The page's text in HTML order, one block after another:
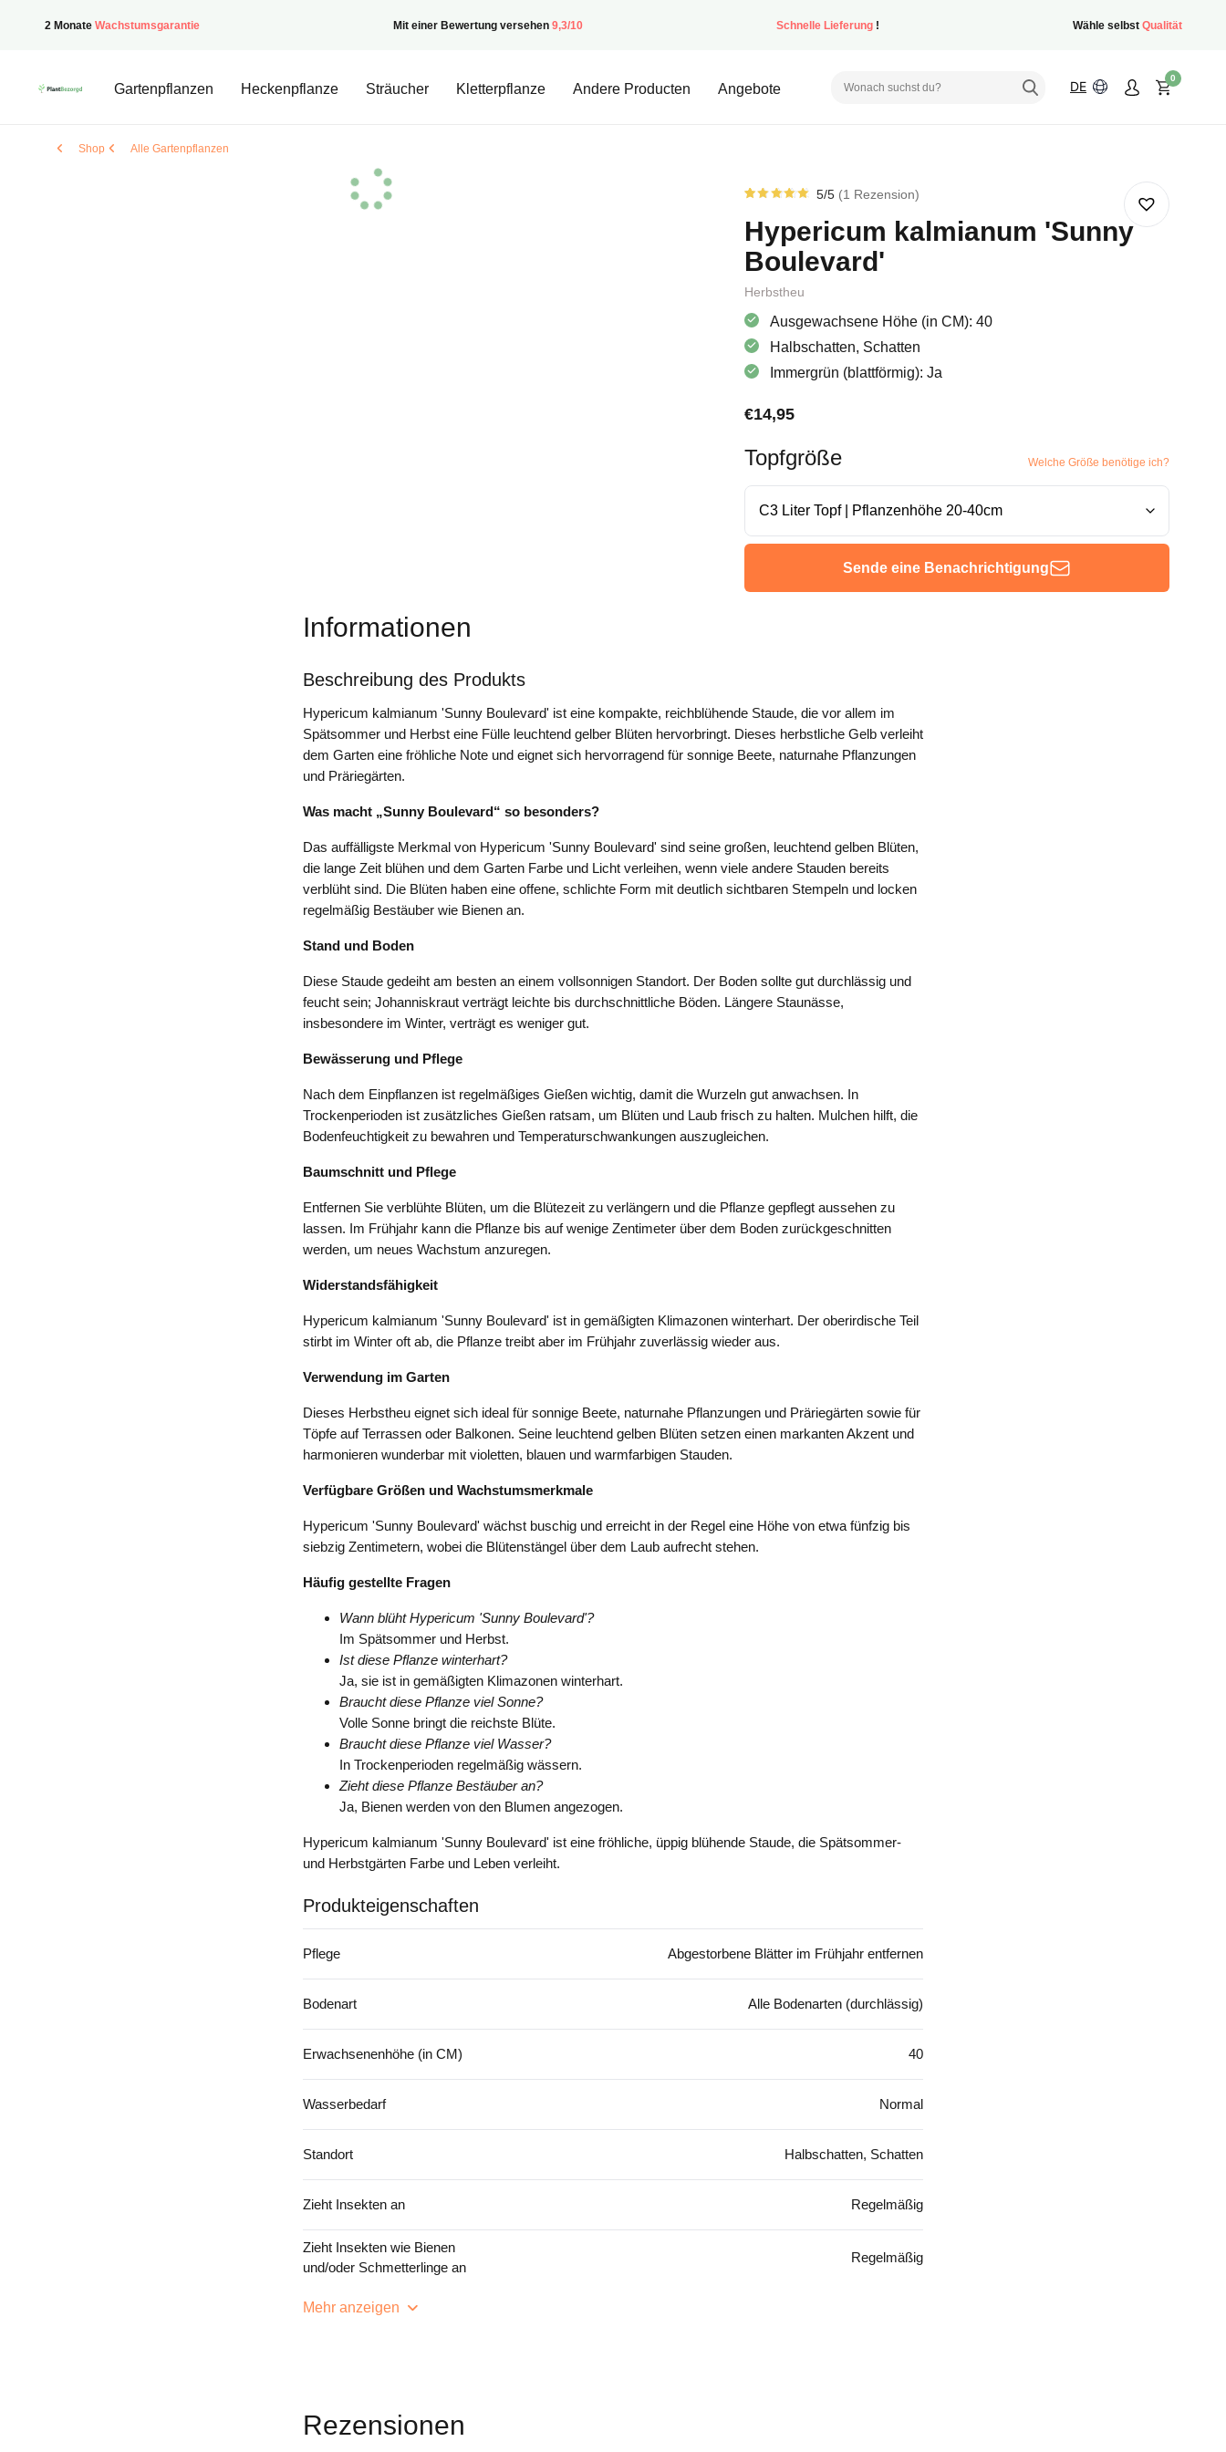
2 Monate Wachstumsgarantie Mit einer Bewertung versehen 9,3/10 Schnelle Lieferung ! Wähle selbst Qualität
PflanzenGeliefert
Gartenpflanzen Heckenpflanze Sträucher Kletterpflanze Andere Producten Angebote DE
0
Shop Alle Gartenpflanzen
von 5
basierend
Kundenbewertung
5/5 1 Rezension
Hypericum kalmianum 'Sunny
Boulevard'
Herbstheu
Ausgewachsene Höhe (in CM): 40
Halbschatten, Schatten
Immergrün (blattförmig): Ja
€14,95
Topfgröße Welche Größe benötige ich?
Sende eine Benachrichtigung
Informationen
Beschreibung des Produkts
Hypericum kalmianum 'Sunny Boulevard' ist eine kompakte, reichblühende Staude, die vor allem im
Spätsommer und Herbst eine Fülle leuchtend gelber Blüten hervorbringt. Dieses herbstliche Gelb verleiht
dem Garten eine fröhliche Note und eignet sich hervorragend für sonnige Beete, naturnahe Pflanzungen
und Präriegärten.
Was macht „Sunny Boulevard“ so besonders?
Das auffälligste Merkmal von Hypericum 'Sunny Boulevard' sind seine großen, leuchtend gelben Blüten,
die lange Zeit blühen und dem Garten Farbe und Licht verleihen, wenn viele andere Stauden bereits
verblüht sind. Die Blüten haben eine offene, schlichte Form mit deutlich sichtbaren Stempeln und locken
regelmäßig Bestäuber wie Bienen an.
Stand und Boden
Diese Staude gedeiht am besten an einem vollsonnigen Standort. Der Boden sollte gut durchlässig und
feucht sein; Johanniskraut verträgt leichte bis durchschnittliche Böden. Längere Staunässe,
insbesondere im Winter, verträgt es weniger gut.
Bewässerung und Pflege
Nach dem Einpflanzen ist regelmäßiges Gießen wichtig, damit die Wurzeln gut anwachsen. In
Trockenperioden ist zusätzliches Gießen ratsam, um Blüten und Laub frisch zu halten. Mulchen hilft, die
Bodenfeuchtigkeit zu bewahren und Temperaturschwankungen auszugleichen.
Baumschnitt und Pflege
Entfernen Sie verblühte Blüten, um die Blütezeit zu verlängern und die Pflanze gepflegt aussehen zu
lassen. Im Frühjahr kann die Pflanze bis auf wenige Zentimeter über dem Boden zurückgeschnitten
werden, um neues Wachstum anzuregen.
Widerstandsfähigkeit
Hypericum kalmianum 'Sunny Boulevard' ist in gemäßigten Klimazonen winterhart. Der oberirdische Teil
stirbt im Winter oft ab, die Pflanze treibt aber im Frühjahr zuverlässig wieder aus.
Verwendung im Garten
Dieses Herbstheu eignet sich ideal für sonnige Beete, naturnahe Pflanzungen und Präriegärten sowie für
Töpfe auf Terrassen oder Balkonen. Seine leuchtend gelben Blüten setzen einen markanten Akzent und
harmonieren wunderbar mit violetten, blauen und warmfarbigen Stauden.
Verfügbare Größen und Wachstumsmerkmale
Hypericum 'Sunny Boulevard' wächst buschig und erreicht in der Regel eine Höhe von etwa fünfzig bis
siebzig Zentimetern, wobei die Blütenstängel über dem Laub aufrecht stehen.
Häufig gestellte Fragen
Wann blüht Hypericum 'Sunny Boulevard'?
Im Spätsommer und Herbst.
Ist diese Pflanze winterhart?
Ja, sie ist in gemäßigten Klimazonen winterhart.
Braucht diese Pflanze viel Sonne?
Volle Sonne bringt die reichste Blüte.
Braucht diese Pflanze viel Wasser?
In Trockenperioden regelmäßig wässern.
Zieht diese Pflanze Bestäuber an?
Ja, Bienen werden von den Blumen angezogen.
Hypericum kalmianum 'Sunny Boulevard' ist eine fröhliche, üppig blühende Staude, die Spätsommer-
und Herbstgärten Farbe und Leben verleiht.
Produkteigenschaften
Pflege Abgestorbene Blätter im Frühjahr entfernen
Bodenart Alle Bodenarten (durchlässig)
Erwachsenenhöhe (in CM) 40
Wasserbedarf Normal
Standort Halbschatten, Schatten
Zieht Insekten an Regelmäßig
Zieht Insekten wie Bienen
und/oder Schmetterlinge an
Regelmäßig
Mehr anzeigen
Rezensionen